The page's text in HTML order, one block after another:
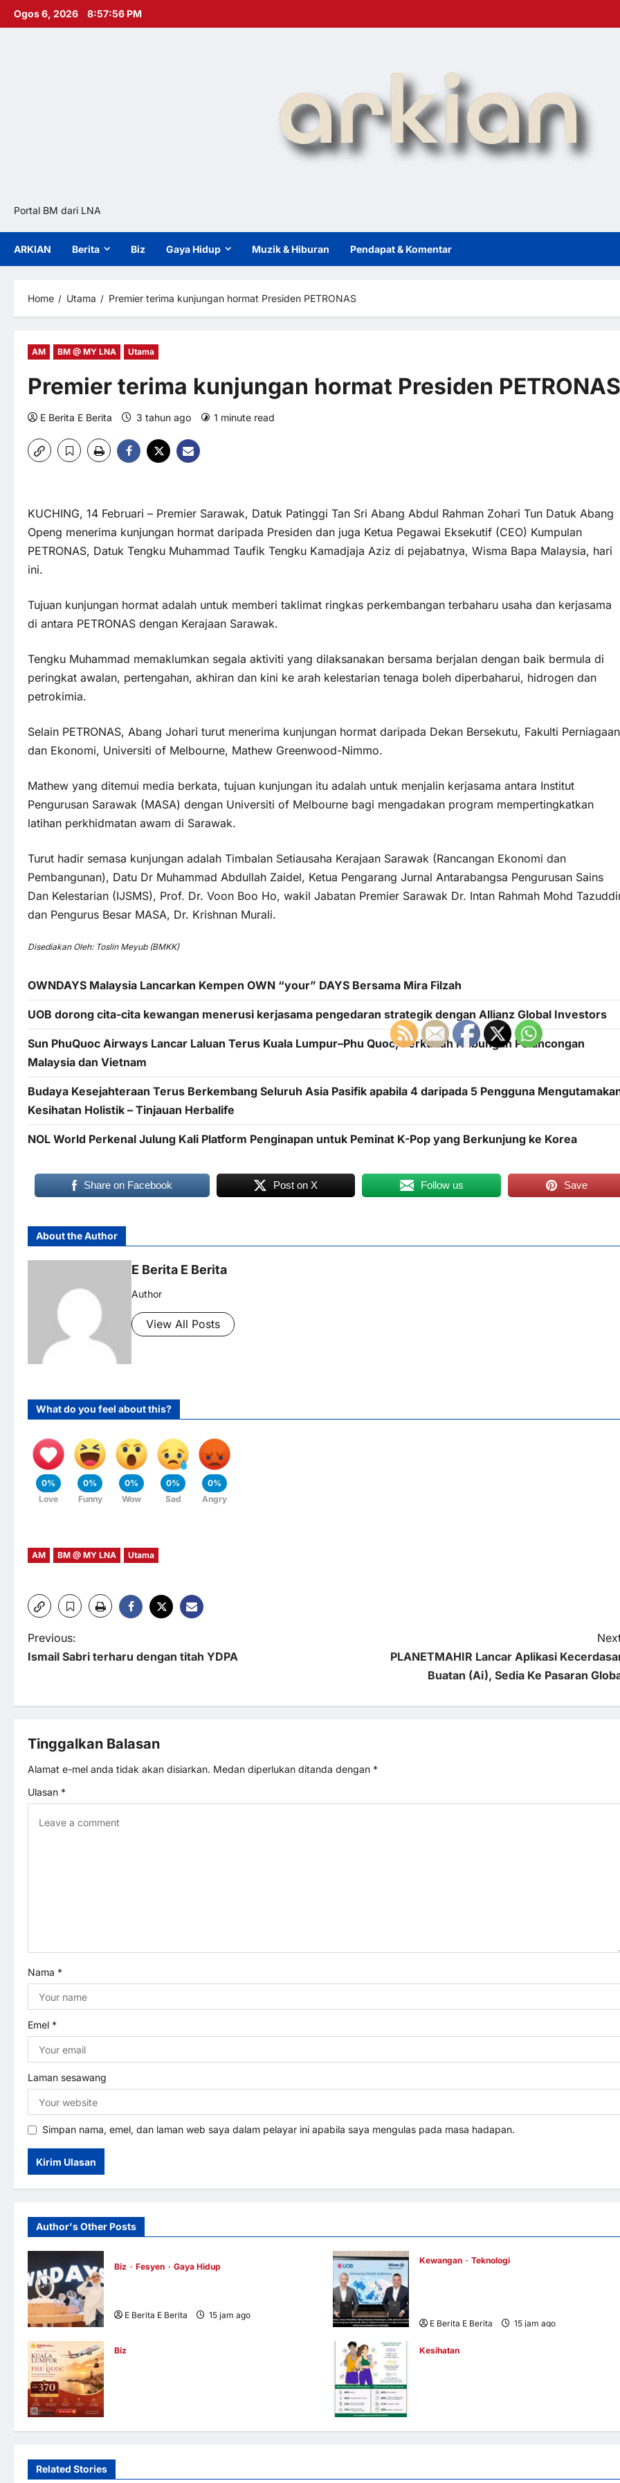
Skip
Ogos 6, 2026 8:57:57 PM
Portal BM dari LNA
ARKIAN Berita Biz Gaya Hidup Muzik & Hiburan Pendapat & Komentar
Home Utama Premier terima kunjungan hormat Presiden PETRONAS
AM BM @ MY LNA Utama
Premier terima kunjungan hormat Presiden PETRONAS
E Berita E Berita 3 tahun ago 1 minute read
KUCHING, 14 Februari – Premier Sarawak, Datuk Patinggi Tan Sri Abang Abdul Rahman Zohari Tun Datuk Abang
Openg menerima kunjungan hormat daripada Presiden dan juga Ketua Pegawai Eksekutif (CEO) Kumpulan
PETRONAS, Datuk Tengku Muhammad Taufik Tengku Kamadjaja Aziz di pejabatnya, Wisma Bapa Malaysia, hari
ini.
Tujuan kunjungan hormat adalah untuk memberi taklimat ringkas perkembangan terbaharu usaha dan kerjasama
di antara PETRONAS dengan Kerajaan Sarawak.
Tengku Muhammad memaklumkan segala aktiviti yang dilaksanakan bersama berjalan dengan baik bermula di
peringkat awalan, pertengahan, akhiran dan kini ke arah kelestarian tenaga boleh diperbaharui, hidrogen dan
petrokimia.
Selain PETRONAS, Abang Johari turut menerima kunjungan hormat daripada Dekan Bersekutu, Fakulti Perniagaan
dan Ekonomi, Universiti of Melbourne, Mathew Greenwood-Nimmo.
Mathew yang ditemui media berkata, tujuan kunjungan itu adalah untuk menjalin kerjasama antara Institut
Pengurusan Sarawak (MASA) dengan Universiti of Melbourne bagi mengadakan program mempertingkatkan
latihan perkhidmatan awam di Sarawak.
Turut hadir semasa kunjungan adalah Timbalan Setiausaha Kerajaan Sarawak (Rancangan Ekonomi dan
Pembangunan), Datu Dr Muhammad Abdullah Zaidel, Ketua Pengarang Jurnal Antarabangsa Pengurusan Sains
Dan Kelestarian (IJSMS), Prof. Dr. Voon Boo Ho, wakil Jabatan Premier Sarawak Dr. Intan Rahmah Mohd
dan Pengurus Besar MASA, Dr. Krishnan Murali.
Disediakan Oleh: Toslin Meyub (BMKK)
OWNDAYS Malaysia Lancarkan Kempen OWN “your” DAYS Bersama Mira Filzah
UOB dorong cita-cita kewangan menerusi kerjasama pengedaran strategik dengan Allianz Global Investors
Sun PhuQuoc Airways Lancar Laluan Terus Kuala Lumpur–Phu Quoc, Perkukuh Hubungan Pelancongan
Malaysia dan Vietnam
Budaya Kesejahteraan Terus Berkembang Seluruh Asia Pasifik apabila 4 daripada 5 Pengguna
Kesihatan Holistik – Tinjauan Herbalife
NOL World Perkenal Julung Kali Platform Penginapan untuk Peminat K-Pop yang Berkunjung ke Korea
Share on Facebook Post on X Follow us Save
About the Author
E Berita E Berita
Author
View All Posts
What do you feel about this?
0%
Love
0%
Funny
0%
Wow
0%
Sad
0%
Angry
AM BM @ MY LNA Utama
P
s
t
n
a
t
i
o
n
Previous:
Ismail Sabri terharu dengan titah YDPA
PLANETMAHIR Lancar Aplikasi
Buatan (Ai), Sedia Ke Pasaran
Tinggalkan Balasan
Alamat e-mel anda tidak akan disiarkan. Medan diperlukan ditanda dengan *
Ulasan *
Nama *
Emel *
Laman sesawang
Simpan nama, emel, dan laman web saya dalam pelayar ini apabila saya mengulas pada masa hadapan.
Author's Other Posts
Biz Fesyen Gaya Hidup
E Berita E Berita 15 jam ago
Kewangan Teknologi
E Berita E Berita 15 jam ago
Biz Kesihatan
Related Stories